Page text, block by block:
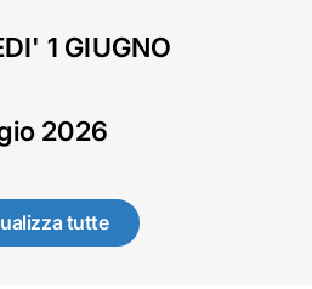
1 GIUGNO
2026
tutte